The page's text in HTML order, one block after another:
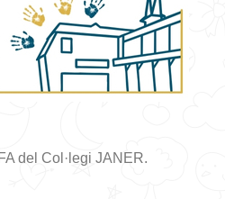
del Col·legi JANER.